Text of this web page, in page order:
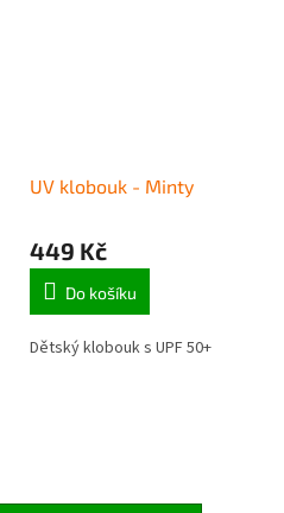
UV klobouk - Minty
449 Kč
Do košíku
Dětský klobouk s UPF 50+